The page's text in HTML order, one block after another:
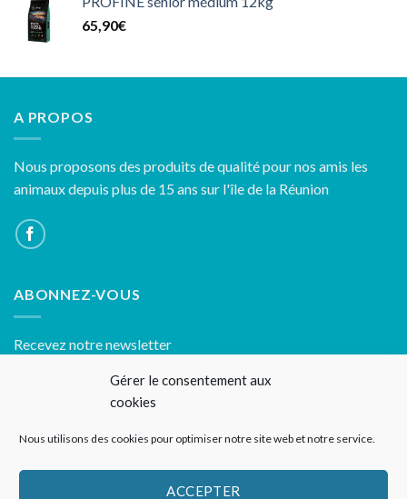
Gérer le consentement aux
cookies
Nous utilisons des cookies pour optimiser notre site web et notre service.
ACCEPTER
65,90€
A PROPOS
Nous proposons des produits de qualité pour nos amis les
animaux depuis plus de 15 ans sur l'île de la Réunion
ABONNEZ-VOUS
Recevez notre newsletter